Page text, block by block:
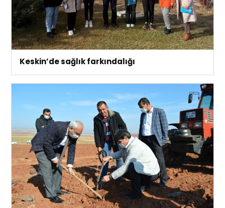
Keskin’de sağlık farkındalığı